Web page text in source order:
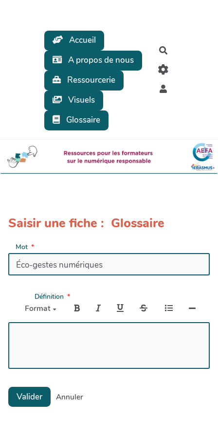
Accueil
A propos de nous
Ressourcerie
Visuels
Glossaire
Saisir une fiche : Glossaire
Mot
Définition
Format
Valider Annuler